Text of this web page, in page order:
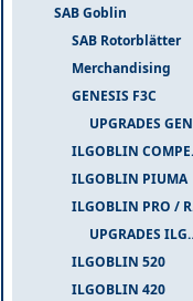
SAB Goblin
SAB Rotorblätter
Merchandising
GENESIS F3C
UPGRADES GENESIS F3C
ILGOBLIN COMPETIZIONE
ILGOBLIN PIUMA
ILGOBLIN PRO / RAW 700
UPGRADES ILGOBLIN PRO / RAW 700
ILGOBLIN 520
ILGOBLIN 420